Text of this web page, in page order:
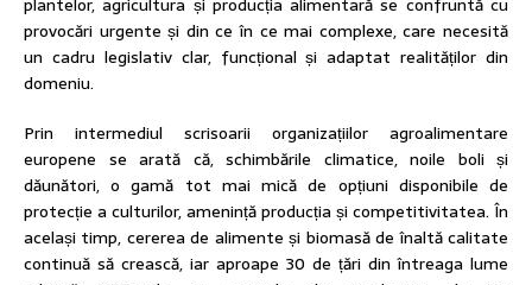
provocări urgente și din ce în ce mai complexe, care necesită
un cadru legislativ clar, funcțional și adaptat realităților din
domeniu.
Prin intermediul scrisoarii organizațiilor agroalimentare
europene se arată că, schimbările climatice, noile boli și
dăunători, o gamă tot mai mică de opțiuni disponibile de
protecție a culturilor, amenință producția și competitivitatea. În
același timp, cererea de alimente și biomasă de înaltă calitate
continuă să crească, iar aproape 30 de țări din întreaga lume